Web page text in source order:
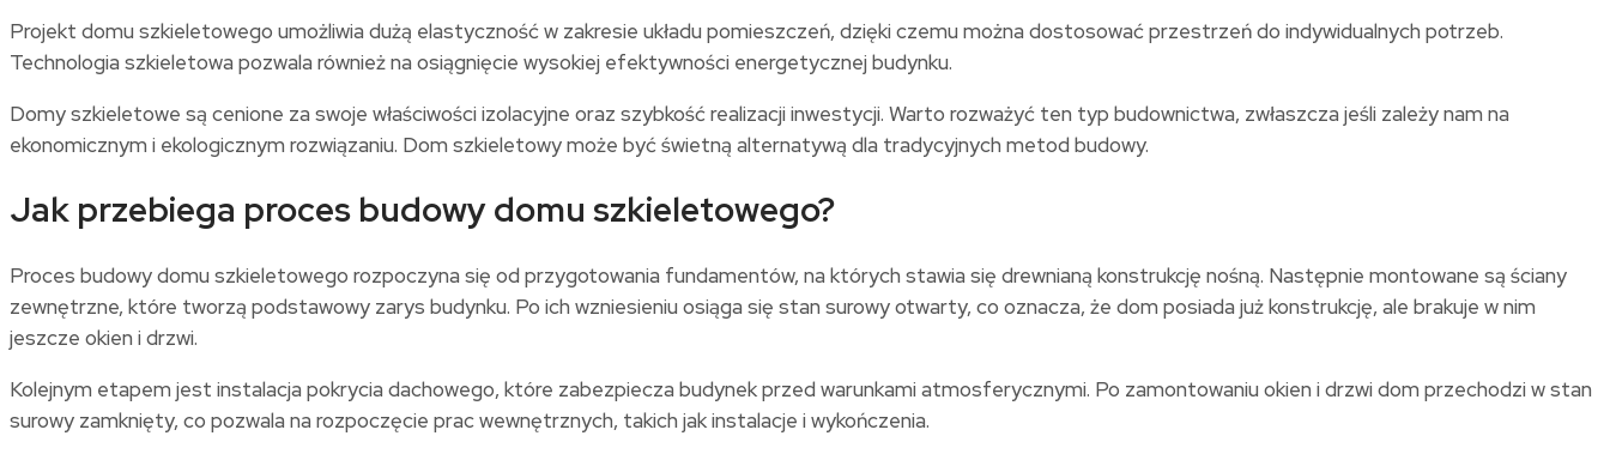
Projekt domu szkieletowego umożliwia dużą elastyczność w zakresie układu pomieszczeń, dzięki czemu można dostosować przestrzeń do indywidualnych potrzeb.
Technologia szkieletowa pozwala również na osiągnięcie wysokiej efektywności energetycznej budynku.
Domy szkieletowe są cenione za swoje właściwości izolacyjne oraz szybkość realizacji inwestycji. Warto rozważyć ten typ budownictwa, zwłaszcza jeśli zależy nam na
ekonomicznym i ekologicznym rozwiązaniu. Dom szkieletowy może być świetną alternatywą dla tradycyjnych metod budowy.
Jak przebiega proces budowy domu szkieletowego?
Proces budowy domu szkieletowego rozpoczyna się od przygotowania fundamentów, na których stawia się drewnianą konstrukcję nośną. Następnie montowane są ściany
zewnętrzne, które tworzą podstawowy zarys budynku. Po ich wzniesieniu osiąga się stan surowy otwarty, co oznacza, że dom posiada już konstrukcję, ale brakuje w nim
jeszcze okien i drzwi.
Kolejnym etapem jest instalacja pokrycia dachowego, które zabezpiecza budynek przed warunkami atmosferycznymi. Po zamontowaniu okien i drzwi dom przechodzi w stan
surowy zamknięty, co pozwala na rozpoczęcie prac wewnętrznych, takich jak instalacje i wykończenia.